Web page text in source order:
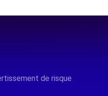
de risque